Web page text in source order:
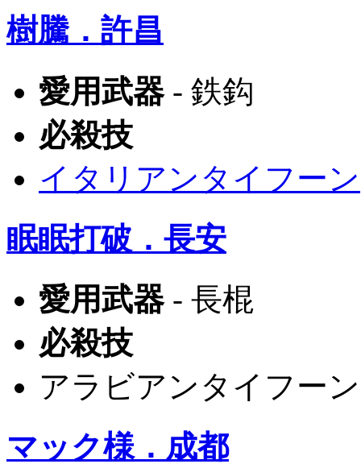
樹騰．許昌
愛用武器- 鉄鈎
必殺技
イタリアンタイフーン
眠眠打破．長安
愛用武器- 長棍
必殺技
アラビアンタイフーン
マック様．成都